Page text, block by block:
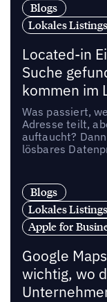
Blogs
Lokales
Located-in
Suche
kommen im
Was passiert,
Adresse teilt,
auftaucht?
lösbares
Blogs
Lokales
Apple for
Google
wichtig, wo